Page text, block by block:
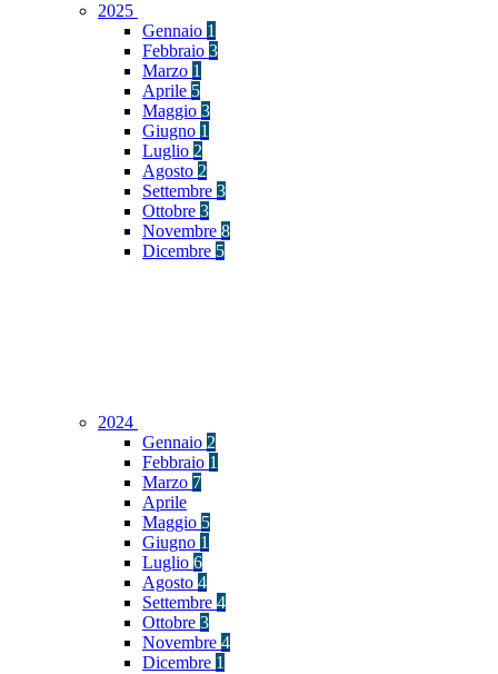
2025
Gennaio 1
Febbraio 3
Marzo 1
Aprile 5
Maggio 3
Giugno 1
Luglio 2
Agosto 2
Settembre 3
Ottobre 3
Novembre 8
Dicembre 5
2024
Gennaio 2
Febbraio 1
Marzo 7
Aprile
Maggio 5
Giugno 1
Luglio 6
Agosto 4
Settembre 4
Ottobre 3
Novembre 4
Dicembre 1